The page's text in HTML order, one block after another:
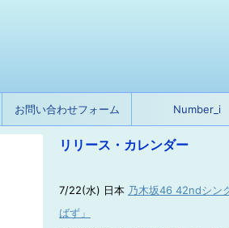
お問い合わせフォーム Number_i
リリース・カレンダー
7/22(水) 日本 乃木坂46 42ndシン
ばず」